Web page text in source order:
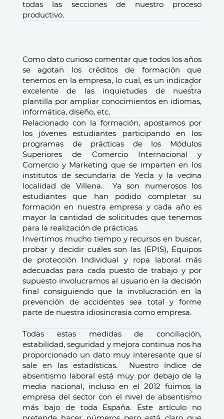
todas las secciones de nuestro proceso
productivo.
Como dato curioso comentar que todos los años
se agotan los créditos de formación que
tenemos en la empresa, lo cual, es un indicador
excelente de las inquietudes de nuestra
plantilla por ampliar conocimientos en idiomas,
informática, diseño, etc.
Relacionado con la formación, apostamos por
los jóvenes estudiantes participando en los
programas de prácticas de los Módulos
Superiores de Comercio Internacional y
Comercio y Marketing que se imparten en los
institutos de secundaria de Yecla y la vecina
localidad de Villena. Ya son numerosos los
estudiantes que han podido completar su
formación en nuestra empresa y cada año es
mayor la cantidad de solicitudes que tenemos
para la realización de prácticas.
Invertimos mucho tiempo y recursos en buscar,
probar y decidir cuáles son las (EPIS), Equipos
de protección Individual y ropa laboral más
adecuadas para cada puesto de trabajo y por
supuesto involucramos al usuario en la decisión
final consiguiendo que la involucración en la
prevención de accidentes sea total y forme
parte de nuestra idiosincrasia como empresa.
Todas estas medidas de conciliación,
estabilidad, seguridad y mejora continua nos ha
proporcionado un dato muy interesante que sí
sale en las estadísticas. Nuestro índice de
absentismo laboral está muy por debajo de la
media nacional, incluso en el 2012 fuimos la
empresa del sector con el nivel de absentismo
más bajo de toda España. Este artículo no